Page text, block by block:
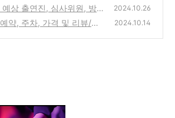
상 출연진, 심사위원, 방
2024.10.26
약, 주차, 가격 및 리뷰/평
2024.10.14